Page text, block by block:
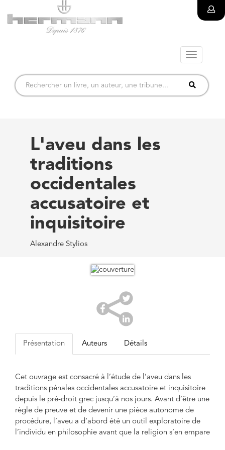
Toggle
L'aveu dans les
traditions
occidentales
accusatoire et
inquisitoire
Alexandre Stylios
Présentation Auteurs Détails
Cet ouvrage est consacré à l’étude de l’aveu dans les
traditions pénales occidentales accusatoire et inquisitoire
depuis le pré-droit grec jusqu’à nos jours. Avant d’être une
règle de preuve et de devenir une pièce autonome de
procédure, l’aveu a d’abord été un outil exploratoire de
l’individu en philosophie avant que la religion s’en empare